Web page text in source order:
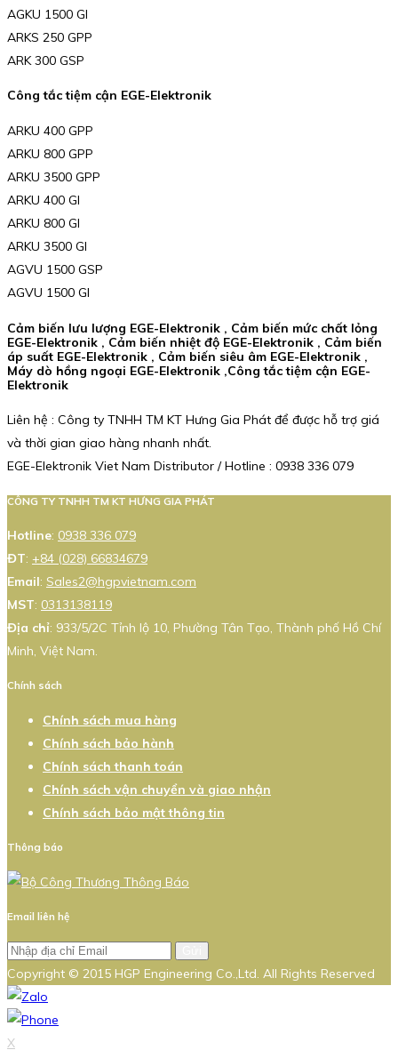
AGKU 1500 GI
ARKS 250 GPP
ARK 300 GSP
Công tắc tiệm cận EGE-Elektronik
ARKU 400 GPP
ARKU 800 GPP
ARKU 3500 GPP
ARKU 400 GI
ARKU 800 GI
ARKU 3500 GI
AGVU 1500 GSP
AGVU 1500 GI
Cảm biến lưu lượng EGE-Elektronik , Cảm biến mức chất lỏng
EGE-Elektronik , Cảm biến nhiệt độ EGE-Elektronik , Cảm biến
áp suất EGE-Elektronik , Cảm biến siêu âm EGE-Elektronik ,
Máy dò hồng ngoại EGE-Elektronik ,Công tắc tiệm cận EGE-
Elektronik
Liên hệ : Công ty TNHH TM KT Hưng Gia Phát để được hỗ trợ giá
và thời gian giao hàng nhanh nhất.
EGE-Elektronik Viet Nam Distributor / Hotline : 0938 336 079
CÔNG TY TNHH TM KT HƯNG GIA PHÁT
Hotline: 0938 336 079
ĐT: +84 (028) 66834679
Email: Sales2@hgpvietnam.com
MST: 0313138119
Địa chỉ: 933/5/2C Tỉnh lộ 10, Phường Tân Tạo, Thành phố Hồ Chí
Minh, Việt Nam.
Chính sách
Chính sách mua hàng
Chính sách bảo hành
Chính sách thanh toán
Chính sách vận chuyển và giao nhận
Chính sách bảo mật thông tin
Thông báo
Email liên hệ
Copyright © 2015 HGP Engineering Co.,Ltd. All Rights Reserved
X